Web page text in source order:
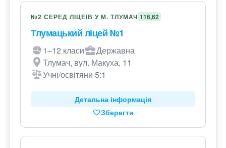
№2 СЕРЕД ЛІЦЕЇВ У М. ТЛУМАЧ 116,62
Тлумацький ліцей №1
1–12 класи
Державна
Тлумач, вул. Макуха, 11
Учні/освітяни 5:1
Детальна інформація
Зберегти